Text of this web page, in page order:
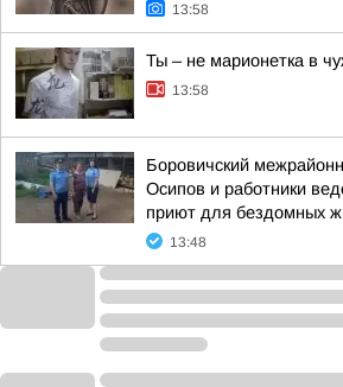
13:58
Ты – не марионетка в
13:58
Боровичский
Осипов и работники
приют для бездомных
13:48